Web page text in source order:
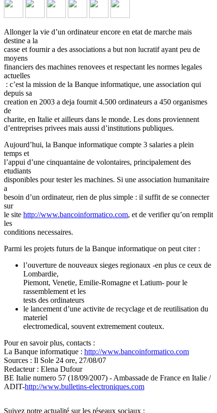
Allonger la vie d’un ordinateur encore en etat de marche mais
destine a la
casse et fournir a des associations a but non lucratif ayant peu de
moyens
financiers des machines renovees et respectant les normes legales
actuelles
: c’est la mission de la Banque informatique, une association qui
depuis sa
creation en 2003 a deja fournit 4.500 ordinateurs a 450 organismes
de
charite, en Italie et ailleurs dans le monde. Les dons proviennent
d’entreprises privees mais aussi d’institutions publiques.
Aujourd’hui, la Banque informatique compte 3 salaries a plein
temps et
l’appui d’une cinquantaine de volontaires, principalement des
etudiants
disponibles pour tester les machines. Si une association humanitaire
a
besoin d’un ordinateur, rien de plus simple : il suffit de se connecter
sur
le site http://www.bancoinformatico.com, et de verifier qu’on remplit
les
conditions necessaires.
Parmi les projets futurs de la Banque informatique on peut citer :
l’ouverture de nouveaux sieges regionaux -en plus ce ceux de
Lombardie,
Piemont, Venetie, Emilie-Romagne et Latium- pour le
rassemblement et les
tests des ordinateurs
le lancement d’une activite de recyclage et de reutilisation du
materiel
electromedical, souvent extremement couteux.
Pour en savoir plus, contacts :
La Banque informatique : http://www.bancoinformatico.com
Sources : Il Sole 24 ore, 27/08/07
Redacteur : Elena Dufour
BE Italie numero 57 (18/09/2007) - Ambassade de France en Italie /
ADIT-http://www.bulletins-electroniques.com
Suivez notre actualité sur les réseaux sociaux :